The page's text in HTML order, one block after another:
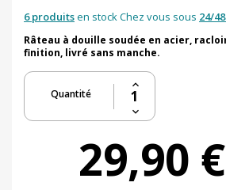
6 produitsen stock Chez vous sous 24/
Râteau à douille soudée en acier,
finition, livré sans manche.
Quantité
29,90 €